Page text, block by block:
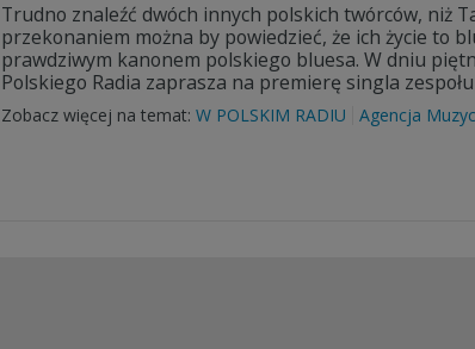
Trudno znaleźć dwóch innych polskich twórców, niż
przekonaniem można by powiedzieć, że ich życie to
prawdziwym kanonem polskiego bluesa. W dniu
Polskiego Radia zaprasza na premierę singla
Zobacz więcej na temat: W POLSKIM RADIU Agencja